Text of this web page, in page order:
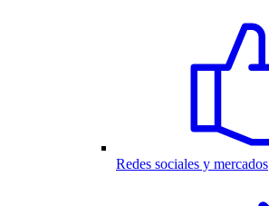
Redes sociales y mercados